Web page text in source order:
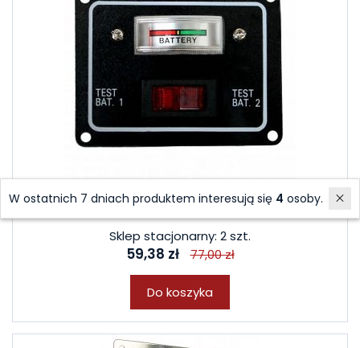
TESTER NA DWA AKUMULATORY 60520
Sklep stacjonarny: 2 szt.
59,38 zł 77,00 zł
Do koszyka
W ostatnich 7 dniach produktem interesują się 4 osoby.